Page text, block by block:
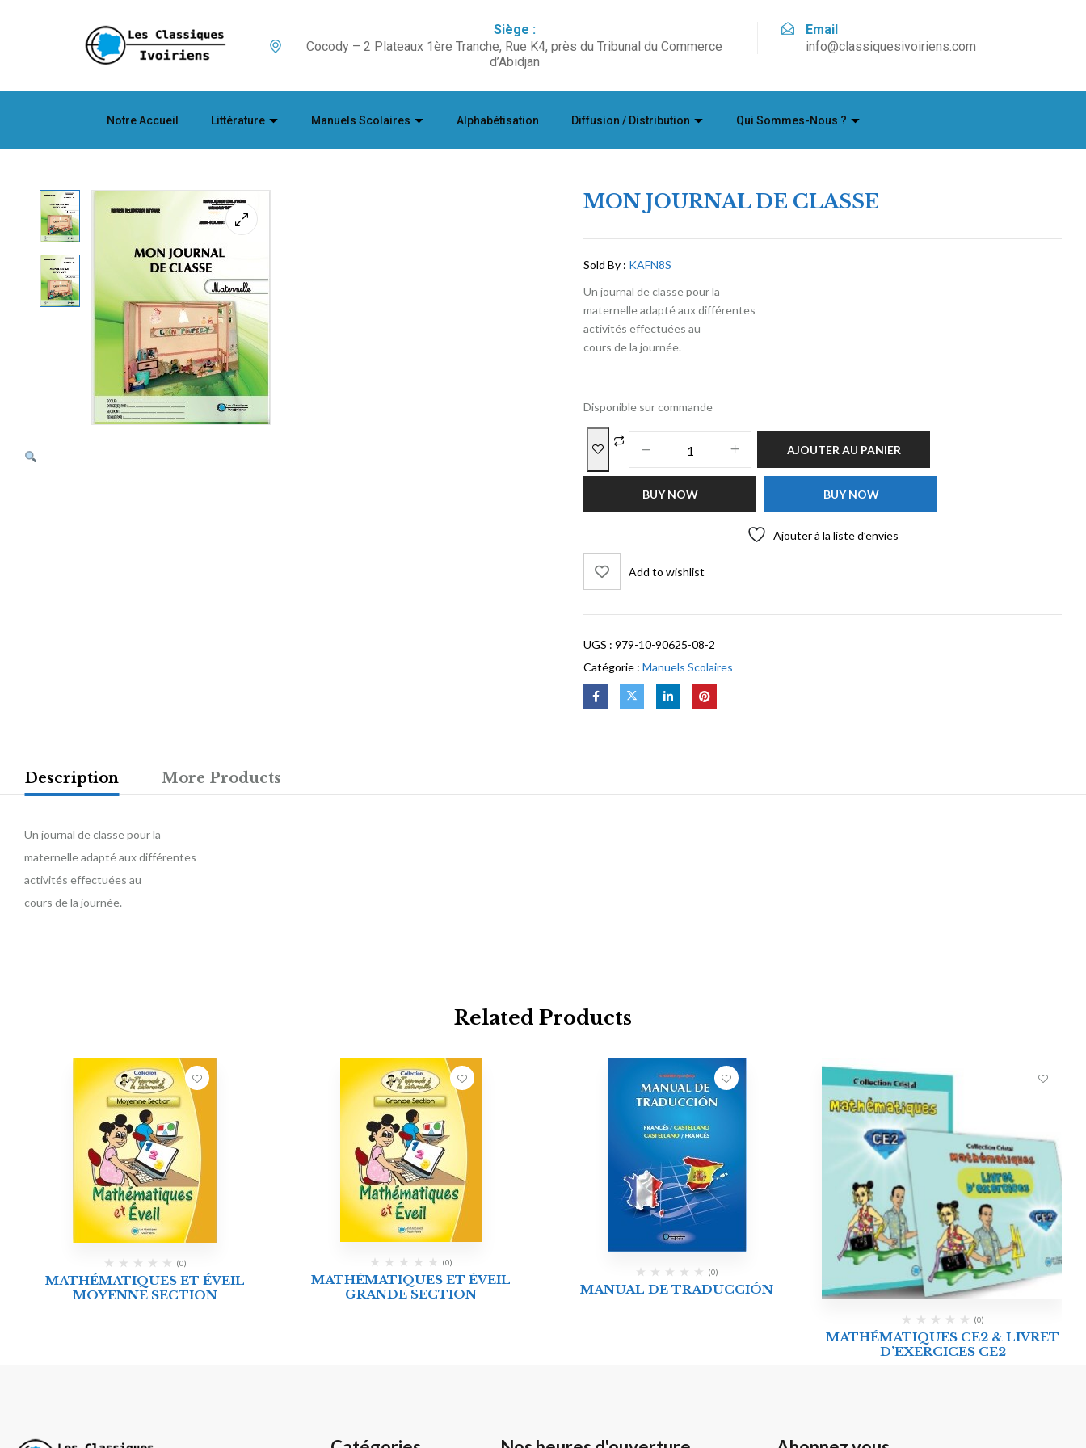
Siège :
Cocody – 2 Plateaux 1ère Tranche, Rue K4, près du Tribunal du Commerce
d’Abidjan
Email
info@classiquesivoiriens.com
Notre Accueil Littérature Manuels Scolaires Alphabétisation Diffusion / Distribution Qui Sommes-Nous ?
MON JOURNAL DE CLASSE
Sold By : KAFN8S
Un journal de classe pour la
maternelle adapté aux différentes
activités effectuées au
cours de la journée.
Disponible sur commande
AJOUTER AU PANIER
BUY NOW BUY NOW
Ajouter à la liste d’envies
Add to wishlist
UGS : 979-10-90625-08-2
Catégorie : Manuels Scolaires
Description More Products
Un journal de classe pour la
maternelle adapté aux différentes
activités effectuées au
cours de la journée.
Related Products
(0)
MATHÉMATIQUES ET ÉVEIL
MOYENNE SECTION
(0)
MATHÉMATIQUES ET ÉVEIL
GRANDE SECTION
(0)
MANUAL DE TRADUCCIÓN
(0)
MATHÉMATIQUES CE2 & LIVRET
D’EXERCICES CE2